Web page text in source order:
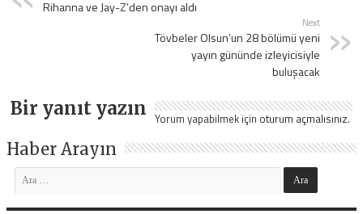
Rihanna ve Jay-Z’den onayı aldı
Next
Tövbeler Olsun’un 28 bölümü yeni
yayın gününde izleyicisiyle
buluşacak
Bir yanıt yazın Yorum yapabilmek için oturum açmalısınız.
Haber Arayın